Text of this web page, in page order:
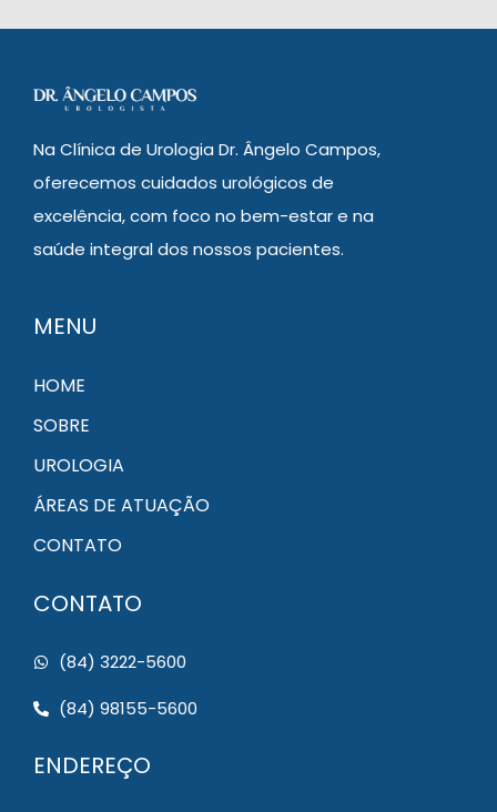
Na Clínica de Urologia Dr. Ângelo Campos,
oferecemos cuidados urológicos de
excelência, com foco no bem-estar e na
saúde integral dos nossos pacientes.
MENU
HOME
SOBRE
UROLOGIA
ÁREAS DE ATUAÇÃO
CONTATO
CONTATO
(84) 3222-5600
(84) 98155-5600
ENDEREÇO